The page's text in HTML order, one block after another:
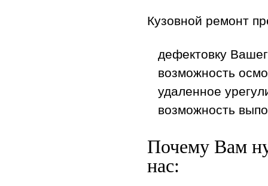
Кузовной ремонт
дефектовку
возможность
удаленное
возможность
Почему Вам
нас: